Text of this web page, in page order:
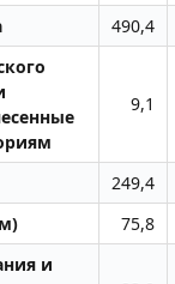
490,4
9,1
249,4
75,8
и